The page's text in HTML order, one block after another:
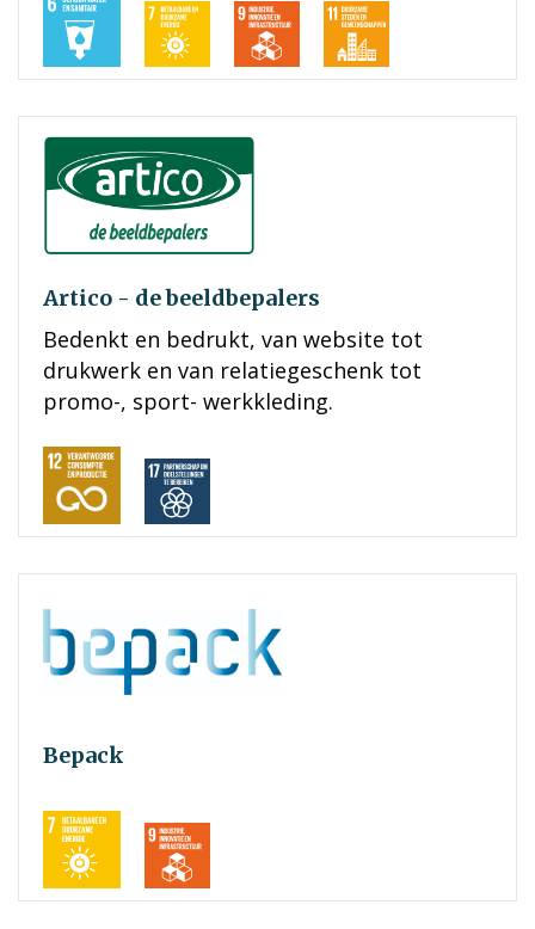
Artico - de beeldbepalers
Bedenkt en bedrukt, van website tot
drukwerk en van relatiegeschenk tot
promo-, sport- werkkleding.
Bepack